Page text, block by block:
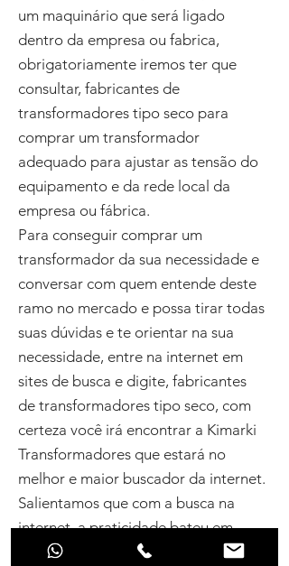
um maquinário que será ligado
dentro da empresa ou fabrica,
obrigatoriamente iremos ter que
consultar, fabricantes de
transformadores tipo seco para
comprar um transformador
adequado para ajustar as tensão do
equipamento e da rede local da
empresa ou fábrica.
Para conseguir comprar um
transformador da sua necessidade e
conversar com quem entende deste
ramo no mercado e possa tirar todas
suas dúvidas e te orientar na sua
necessidade, entre na internet em
sites de busca e digite, fabricantes
de transformadores tipo seco, com
certeza você irá encontrar a Kimarki
Transformadores que estará no
melhor e maior buscador da internet.
Salientamos que com a busca na
internet a praticidade bateu em
nossas portas, mas temos que ter